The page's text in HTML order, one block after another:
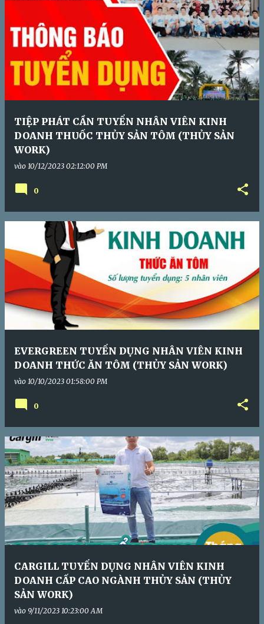
TIỆP PHÁT CẦN TUYỂN NHÂN VIÊN KINH
DOANH THUỐC THỦY SẢN TÔM (THỦY SẢN
WORK)
vào 10/12/2023 02:12:00 PM
0
EVERGREEN TUYỂN DỤNG NHÂN VIÊN KINH
DOANH THỨC ĂN TÔM (THỦY SẢN WORK)
vào 10/10/2023 01:58:00 PM
0
CARGILL TUYỂN DỤNG NHÂN VIÊN KINH
DOANH CẤP CAO NGÀNH THỦY SẢN (THỦY
SẢN WORK)
vào 9/11/2023 10:23:00 AM